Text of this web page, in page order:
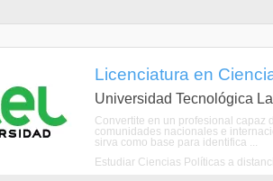
Licenciatura en
Universidad Tecnológica
Convertite en un profesional capaz
comunidades nacionales e
sirva como base para identifica ...
Estudiar Ciencias Políticas a